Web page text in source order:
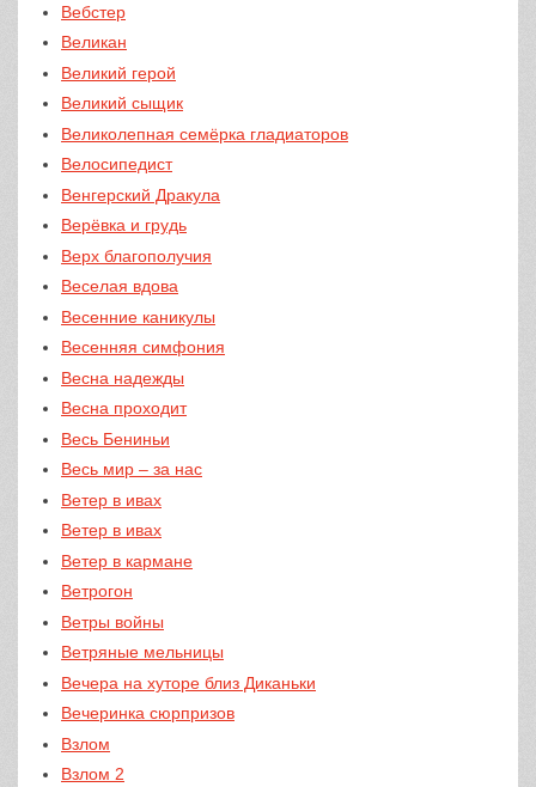
Вебстер
Великан
Великий герой
Великий сыщик
Великолепная семёрка гладиаторов
Велосипедист
Венгерский Дракула
Верёвка и грудь
Верх благополучия
Веселая вдова
Весенние каникулы
Весенняя симфония
Весна надежды
Весна проходит
Весь Бениньи
Весь мир – за нас
Ветер в ивах
Ветер в ивах
Ветер в кармане
Ветрогон
Ветры войны
Ветряные мельницы
Вечера на хуторе близ Диканьки
Вечеринка сюрпризов
Взлом
Взлом 2